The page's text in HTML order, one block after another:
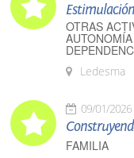
OTRAS
Ledesma
09/01/2026
FAMILIA